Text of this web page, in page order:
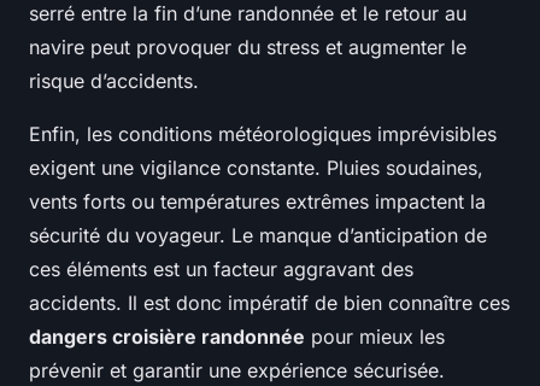
serré entre la fin d’une randonnée et le retour au
navire peut provoquer du stress et augmenter le
risque d’accidents.
Enfin, les conditions météorologiques imprévisibles
exigent une vigilance constante. Pluies soudaines,
vents forts ou températures extrêmes impactent la
sécurité du voyageur. Le manque d’anticipation de
ces éléments est un facteur aggravant des
accidents. Il est donc impératif de bien connaître ces
dangers croisière randonnée pour mieux les
prévenir et garantir une expérience sécurisée.